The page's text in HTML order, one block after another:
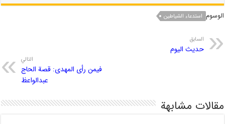
الوسوم استدعاء الشیاطین
السابق
حدیث الیوم
التالي
فیمن رأی المهدی: قصة الحاج
عبدالواعظ
مقالات مشابهة